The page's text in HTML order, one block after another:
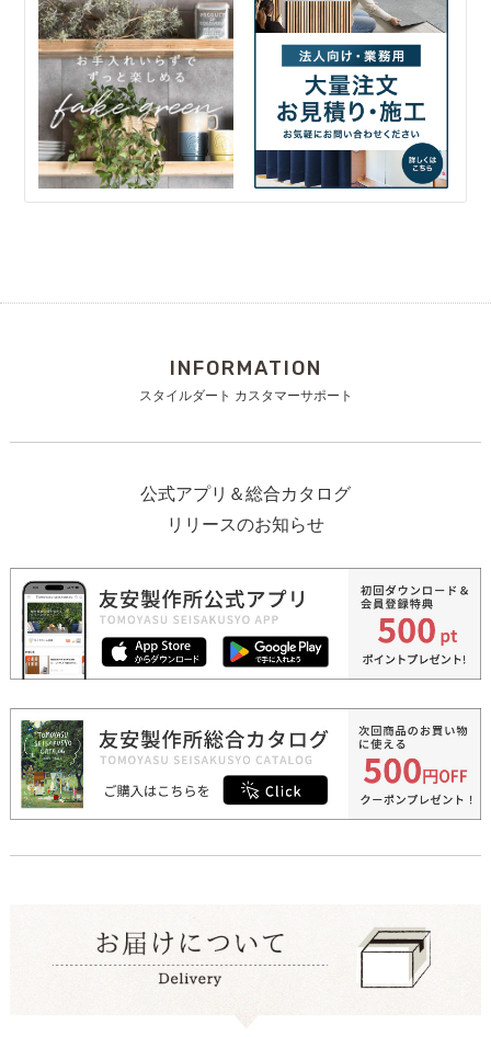
INFORMATION
スタイルダート カスタマーサポート
公式アプリ＆総合カタログ
リリースのお知らせ